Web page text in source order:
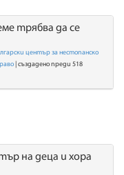
трябва да се
център за нестопанско
| създадено преди 518
на деца и хора